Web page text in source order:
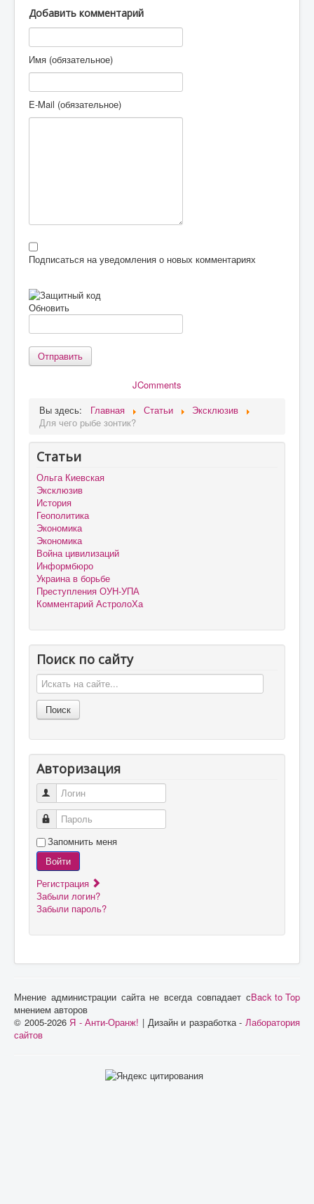
Добавить комментарий
Имя (обязательное)
E-Mail (обязательное)
Подписаться на уведомления о новых комментариях
Обновить
Отправить
JComments
Вы здесь:
Главная Статьи
Эксклюзив
Для чего рыбе зонтик?
Статьи
Ольга Киевская
Эксклюзив
История
Геополитика
Экономика
Экономика
Война цивилизаций
Информбюро
Украина в борьбе
Преступления ОУН-УПА
Комментарий АстролоХа
Поиск по сайту
Авторизация
Логин
Пароль
Запомнить меня
Войти
Регистрация
Забыли логин?
Забыли пароль?
Back to Top
Мнение администрации сайта не всегда совпадает с
мнением авторов
© 2005-2026Я - Анти-Оранж! | Дизайн и разработка -Лаборатория
сайтов